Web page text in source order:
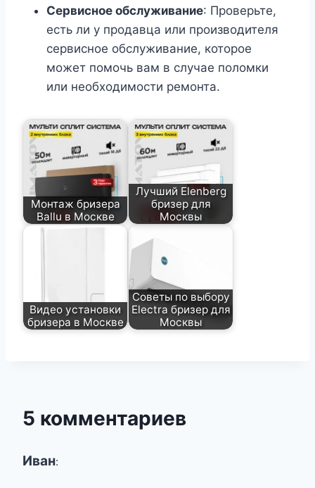
Сервисное обслуживание: Проверьте,
есть ли у продавца или производителя
сервисное обслуживание, которое
может помочь вам в случае поломки
или необходимости ремонта.
Монтаж бризера
Ballu в Москве
Лучший Elenberg
бризер для
Москвы
Видео установки
бризера в Москве
Советы по выбору
Electra бризер для
Москвы
5 комментариев
Иван: